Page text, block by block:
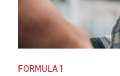
FORMULA 1